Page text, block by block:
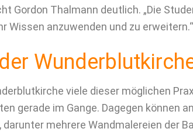
Gordon Thalmann deutlich. „Die
Wissen anzuwenden und zu erweitern.“
viele dieser möglichen
gerade im Gange. Dagegen können
mehrere Wandmalereien der